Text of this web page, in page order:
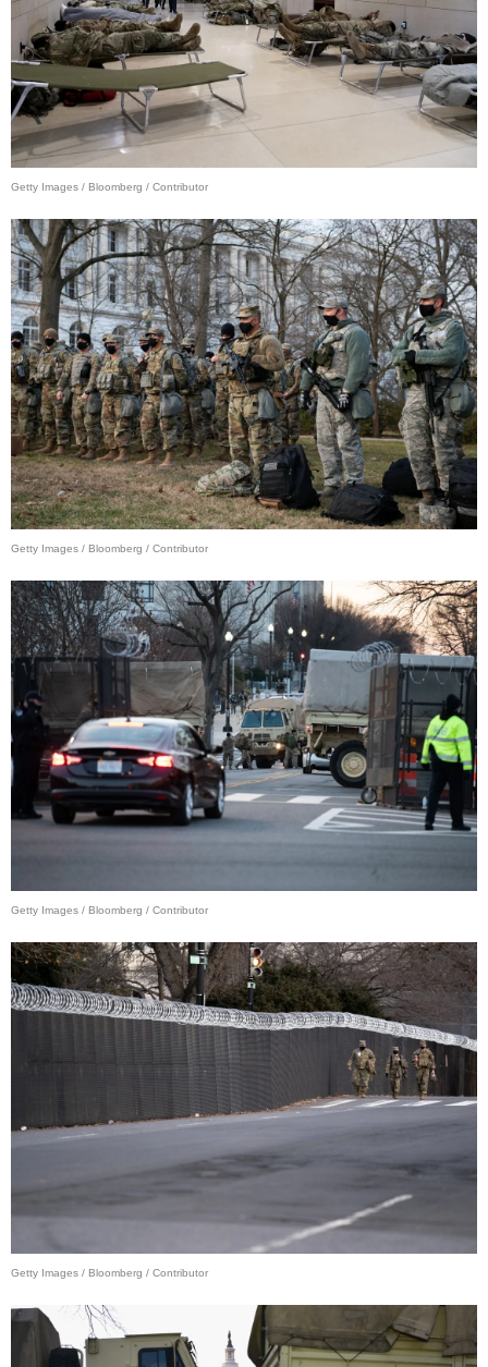
Getty Images / Bloomberg / Contributor
Getty Images / Bloomberg / Contributor
Getty Images / Bloomberg / Contributor
Getty Images / Bloomberg / Contributor